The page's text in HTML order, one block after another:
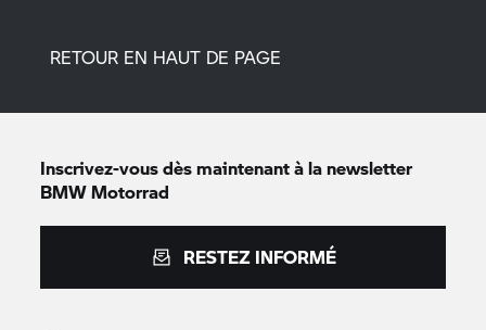
RETOUR EN HAUT DE PAGE
Inscrivez-vous dès maintenant à la newsletter
BMW Motorrad
RESTEZ INFORMÉ